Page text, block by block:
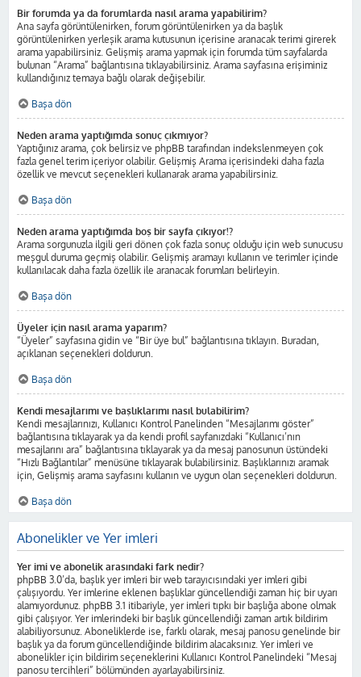
Bir forumda ya da forumlarda nasıl arama yapabilirim?
Ana sayfa görüntülenirken, forum görüntülenirken ya da başlık
görüntülenirken yerleşik arama kutusunun içerisine aranacak terimi girerek
arama yapabilirsiniz. Gelişmiş arama yapmak için forumda tüm sayfalarda
bulunan “Arama” bağlantısına tıklayabilirsiniz. Arama sayfasına erişiminiz
kullandığınız temaya bağlı olarak değişebilir.
Başa dön
Neden arama yaptığımda sonuç çıkmıyor?
Yaptığınız arama, çok belirsiz ve phpBB tarafından indekslenmeyen çok
fazla genel terim içeriyor olabilir. Gelişmiş Arama içerisindeki daha fazla
özellik ve mevcut seçenekleri kullanarak arama yapabilirsiniz.
Başa dön
Neden arama yaptığımda boş bir sayfa çıkıyor!?
Arama sorgunuzla ilgili geri dönen çok fazla sonuç olduğu için web sunucusu
meşgul duruma geçmiş olabilir. Gelişmiş aramayı kullanın ve terimler içinde
kullanılacak daha fazla özellik ile aranacak forumları belirleyin.
Başa dön
Üyeler için nasıl arama yaparım?
“Üyeler” sayfasına gidin ve “Bir üye bul” bağlantısına tıklayın. Buradan,
açıklanan seçenekleri doldurun.
Başa dön
Kendi mesajlarımı ve başlıklarımı nasıl bulabilirim?
Kendi mesajlarınızı, Kullanıcı Kontrol Panelinden “Mesajlarımı göster”
bağlantısına tıklayarak ya da kendi profil sayfanızdaki “Kullanıcı’nın
mesajlarını ara” bağlantısına tıklayarak ya da mesaj panosunun üstündeki
“Hızlı Bağlantılar” menüsüne tıklayarak bulabilirsiniz. Başlıklarınızı aramak
için, Gelişmiş arama sayfasını kullanın ve uygun olan seçenekleri doldurun.
Başa dön
Abonelikler ve Yer imleri
Yer imi ve abonelik arasındaki fark nedir?
phpBB 3.0’da, başlık yer imleri bir web tarayıcısındaki yer imleri gibi
çalışıyordu. Yer imlerine eklenen başlıklar güncellendiği zaman hiç bir uyarı
alamıyordunuz. phpBB 3.1 itibariyle, yer imleri tıpkı bir başlığa abone olmak
gibi çalışıyor. Yer imlerindeki bir başlık güncellendiği zaman artık bildirim
alabiliyorsunuz. Aboneliklerde ise, farklı olarak, mesaj panosu genelinde bir
başlık ya da forum güncellendiğinde bildirim alacaksınız. Yer imleri ve
abonelikler için bildirim seçeneklerini Kullanıcı Kontrol Panelindeki “Mesaj
panosu tercihleri” bölümünden ayarlayabilirsiniz.